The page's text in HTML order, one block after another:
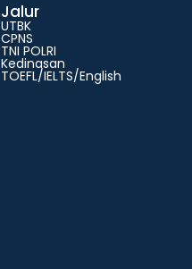
Jalur
UTBK
CPNS
TNI POLRI
Kedinasan
TOEFL/IELTS/English